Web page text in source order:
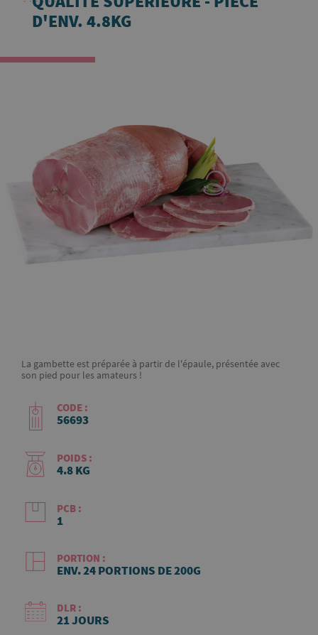
D'ENV. 4.8KG
La gambette est préparée à partir de l'épaule, présentée avec
son pied pour les amateurs !
CODE :
56693
POIDS :
4.8 KG
PCB :
1
PORTION :
ENV. 24 PORTIONS DE 200G
DLR :
21 JOURS